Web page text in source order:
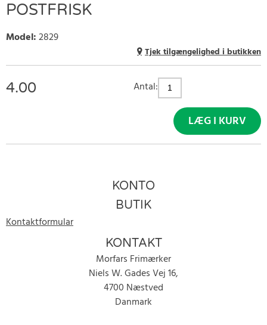
POSTFRISK
Model:2829
Tjek tilgængelighed i butikken
4.00 Antal:
LÆG I KURV
KONTO
BUTIK
Kontaktformular
KONTAKT
Morfars Frimærker
Niels W. Gades Vej 16,
4700 Næstved
Danmark